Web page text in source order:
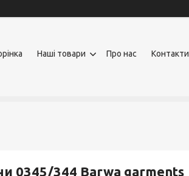
Наші товари Про нас Контакти
0345/344 Barwa garments